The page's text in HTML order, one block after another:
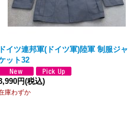
ドイツ連邦軍(ドイツ軍)陸軍 制服ジャ
ット32
円(税込)
庫わずか